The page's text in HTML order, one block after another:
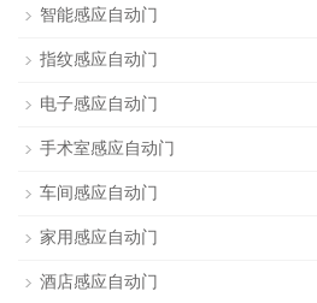
智能感应自动门
指纹感应自动门
电子感应自动门
手术室感应自动门
车间感应自动门
家用感应自动门
酒店感应自动门